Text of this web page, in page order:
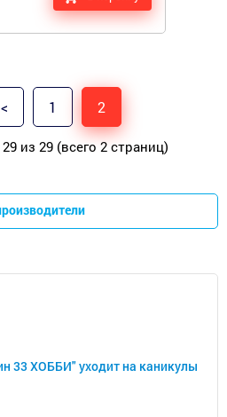
< 1 2
из 29 (всего 2 страниц)
33 ХОББИ" уходит на каникулы